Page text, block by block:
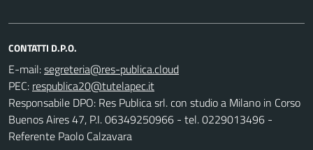
CONTATTI D.P.O.
E-mail:
PEC:
Responsabile DPO: Res Publica srl. con studio a Milano in Corso
Buenos Aires 47, P.I. 06349250966 - tel. 0229013496 -
Referente Paolo Calzavara